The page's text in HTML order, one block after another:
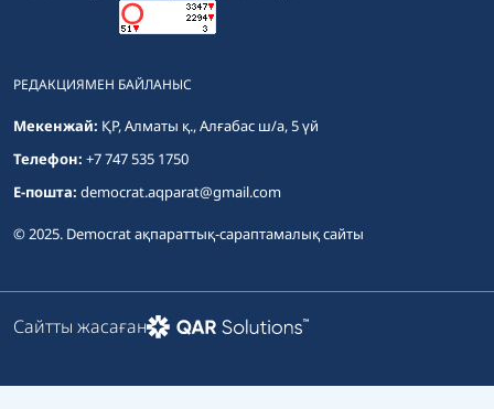
РЕДАКЦИЯМЕН БАЙЛАНЫС
Мекенжай: ҚР, Алматы қ., Алғабас ш/а, 5 үй
Телефон: +7 747 535 1750
E-пошта: democrat.aqparat@gmail.com
© 2025. Democrat ақпараттық-сараптамалық сайты
Сайтты жасаған